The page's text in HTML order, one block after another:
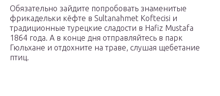
Обязательно зайдите попробовать знаменитые
фрикадельки кёфте в Sultanahmet Koftecisi и
традиционные турецкие сладости в Hafiz Mustafa
1864 года. А в конце дня отправляйтесь в парк
Гюльхане и отдохните на траве, слушая щебетание
птиц.